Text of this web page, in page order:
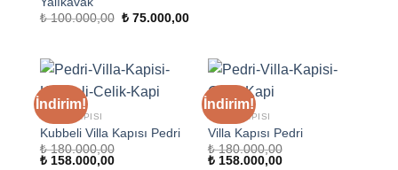
₺100.000,00 Orijinal
₺75.000,00Şu
İndirim!
VILLA KAPISI
Kubbeli Villa Kapısı Pedri
₺180.000,00
Orijinal
₺158.000,00Şu
İndirim!
VILLA KAPISI
Villa Kapısı Pedri
₺180.000,00
Orijinal
₺158.000,00Şu